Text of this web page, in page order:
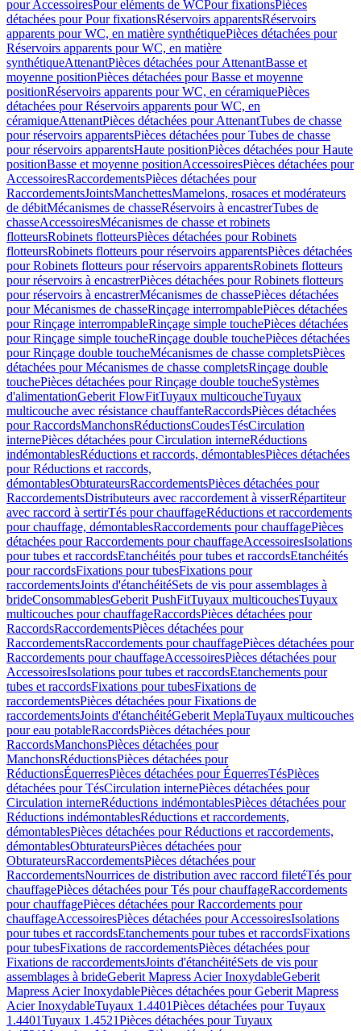
pour AccessoiresPour eléments de WCPour fixationsPièces
détachées pour Pour fixationsRéservoirs apparentsRéservoirs
apparents pour WC, en matière synthétiquePièces détachées pour
Réservoirs apparents pour WC, en matière
synthétiqueAttenantPièces détachées pour AttenantBasse et
moyenne positionPièces détachées pour Basse et moyenne
positionRéservoirs apparents pour WC, en céramiquePièces
détachées pour Réservoirs apparents pour WC, en
céramiqueAttenantPièces détachées pour AttenantTubes de chasse
pour réservoirs apparentsPièces détachées pour Tubes de chasse
pour réservoirs apparentsHaute positionPièces détachées pour Haute
positionBasse et moyenne positionAccessoiresPièces détachées pour
AccessoiresRaccordementsPièces détachées pour
RaccordementsJointsManchettesMamelons, rosaces et modérateurs
de débitMécanismes de chasseRéservoirs à encastrerTubes de
chasseAccessoiresMécanismes de chasse et robinets
flotteursRobinets flotteursPièces détachées pour Robinets
flotteursRobinets flotteurs pour réservoirs apparentsPièces détachées
pour Robinets flotteurs pour réservoirs apparentsRobinets flotteurs
pour réservoirs à encastrerPièces détachées pour Robinets flotteurs
pour réservoirs à encastrerMécanismes de chassePièces détachées
pour Mécanismes de chasseRinçage interrompablePièces détachées
pour Rinçage interrompableRinçage simple touchePièces détachées
pour Rinçage simple toucheRinçage double touchePièces détachées
pour Rinçage double toucheMécanismes de chasse completsPièces
détachées pour Mécanismes de chasse completsRinçage double
touchePièces détachées pour Rinçage double toucheSystèmes
d'alimentationGeberit FlowFitTuyaux multicoucheTuyaux
multicouche avec résistance chauffanteRaccordsPièces détachées
pour RaccordsManchonsRéductionsCoudesTésCirculation
internePièces détachées pour Circulation interneRéductions
indémontablesRéductions et raccords, démontablesPièces détachées
pour Réductions et raccords,
démontablesObturateursRaccordementsPièces détachées pour
RaccordementsDistributeurs avec raccordement à visserRépartiteur
avec raccord à sertirTés pour chauffageRéductions et raccordements
pour chauffage, démontablesRaccordements pour chauffagePièces
détachées pour Raccordements pour chauffageAccessoiresIsolations
pour tubes et raccordsEtanchéités pour tubes et raccordsEtanchéités
pour raccordsFixations pour tubesFixations pour
raccordementsJoints d'étanchéitéSets de vis pour assemblages à
brideConsommablesGeberit PushFitTuyaux multicouchesTuyaux
multicouches pour chauffageRaccordsPièces détachées pour
RaccordsRaccordementsPièces détachées pour
RaccordementsRaccordements pour chauffagePièces détachées pour
Raccordements pour chauffageAccessoiresPièces détachées pour
AccessoiresIsolations pour tubes et raccordsEtanchements pour
tubes et raccordsFixations pour tubesFixations de
raccordementsPièces détachées pour Fixations de
raccordementsJoints d'étanchéitéGeberit MeplaTuyaux multicouches
pour eau potableRaccordsPièces détachées pour
RaccordsManchonsPièces détachées pour
ManchonsRéductionsPièces détachées pour
RéductionsÉquerresPièces détachées pour ÉquerresTésPièces
détachées pour TésCirculation internePièces détachées pour
Circulation interneRéductions indémontablesPièces détachées pour
Réductions indémontablesRéductions et raccordements,
démontablesPièces détachées pour Réductions et raccordements,
démontablesObturateursPièces détachées pour
ObturateursRaccordementsPièces détachées pour
RaccordementsNourrices de distribution avec raccord filetéTés pour
chauffagePièces détachées pour Tés pour chauffageRaccordements
pour chauffagePièces détachées pour Raccordements pour
chauffageAccessoiresPièces détachées pour AccessoiresIsolations
pour tubes et raccordsEtanchements pour tubes et raccordsFixations
pour tubesFixations de raccordementsPièces détachées pour
Fixations de raccordementsJoints d'étanchéitéSets de vis pour
assemblages à brideGeberit Mapress Acier InoxydableGeberit
Mapress Acier InoxydablePièces détachées pour Geberit Mapress
Acier InoxydableTuyaux 1.4401Pièces détachées pour Tuyaux
1.4401Tuyaux 1.4521Pièces détachées pour Tuyaux